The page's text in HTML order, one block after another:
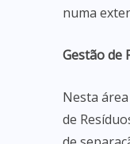
numa
Gestão de
Nesta
de